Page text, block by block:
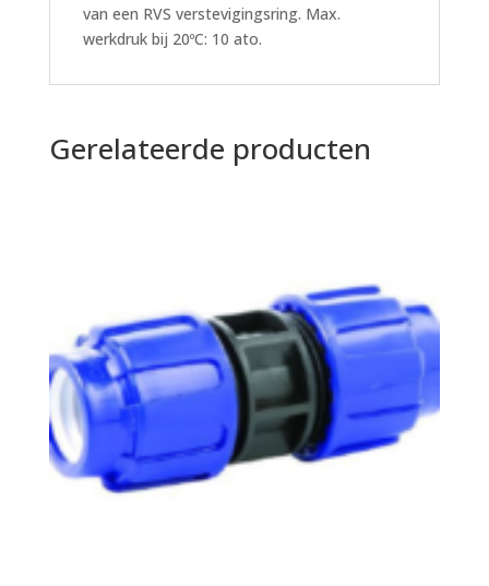
van een RVS verstevigingsring. Max.
werkdruk bij 20ºC: 10 ato.
Gerelateerde producten